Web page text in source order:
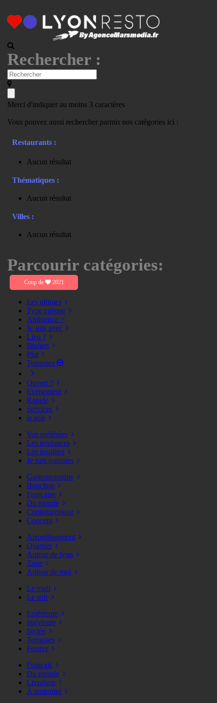
Rechercher :
Merci d'indiquer au moins 3 caractères
Vous pouvez aussi rechercher parmis nos catégories ici :
Restaurants :
Aucun résultat
Thématiques :
Aucun résultat
Villes :
Aucun résultat
Parcourir catégories:
Coup de 2021
Les ultimes
Type cuisine
Ambiance >
Je suis avec
Lieu ?
Budget
Plat
Terrasses
Ouvert ?
Evènement
Rapide
Services
le soir
Vos préférées
Les tendances
Les insolites
Je suis touristes
Gastronomique
Bouchon
Française
Du monde
Contemporaine
Concept
Arrondissement
Quartier
Autour de lyon
Zone
Autour de moi
Le midi
Le soir
Extérieure
Intérieure
Stylée
Terrasses
Festive
Français
Du monde
Livraison
À emporter